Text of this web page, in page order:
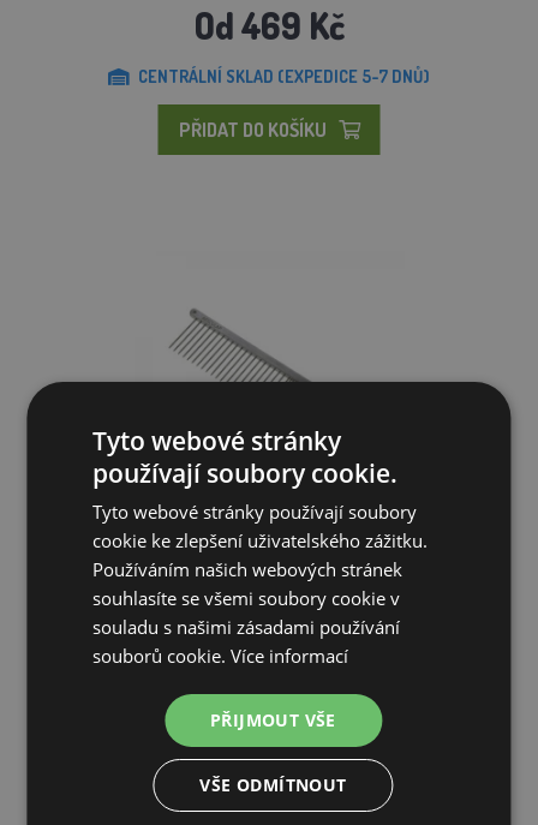
Od 469 Kč
CENTRÁLNÍ SKLAD (EXPEDICE 5-7 DNŮ)
PŘIDAT DO KOŠÍKU
Aesculap Hřeben na srst a hřívu, nerezový
Od 307 Kč
CENTRÁLNÍ SKLAD (EXPEDICE 5-7 DNŮ)
PŘIDAT DO KOŠÍKU
Tyto webové stránky
používají soubory cookie.
Tyto webové stránky používají soubory
cookie ke zlepšení uživatelského zážitku.
Používáním našich webových stránek
souhlasíte se všemi soubory cookie v
souladu s našimi zásadami používání
souborů cookie.Více informací
PŘIJMOUT VŠE
VŠE ODMÍTNOUT